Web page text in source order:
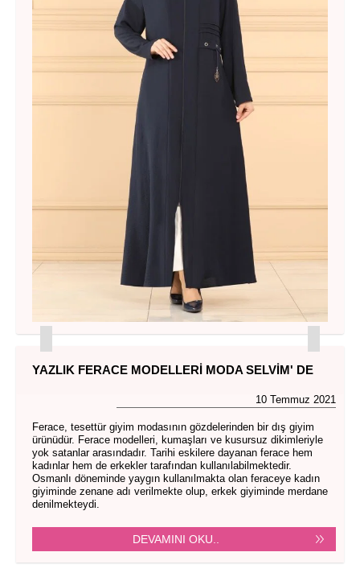
YAZLIK FERACE MODELLERI MODA SELVIM' DE
10 Temmuz 2021
Ferace, tesettür giyim modasının gözdelerinden bir dış giyim
ürünüdür. Ferace modelleri, kumaşları ve kusursuz dikimleriyle
yok satanlar arasındadır. Tarihi eskilere dayanan ferace hem
kadınlar hem de erkekler tarafından kullanılabilmektedir.
Osmanlı döneminde yaygın kullanılmakta olan feraceye kadın
giyiminde zenane adı verilmekte olup, erkek giyiminde merdane
denilmekteydi.
DEVAMINI OKU..